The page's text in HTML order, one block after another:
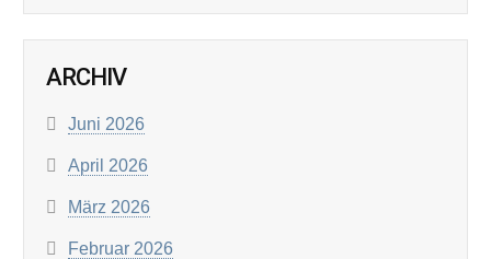
ARCHIV
Juni 2026
April 2026
März 2026
Februar 2026